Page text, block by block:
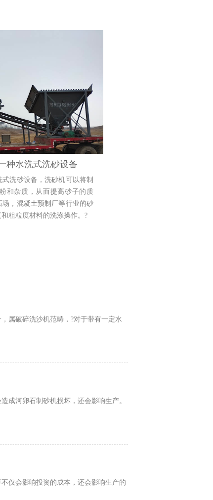
种水洗式洗砂设备
洗砂设备，洗砂机可以将制
和杂质，从而提高砂子的质
，混凝土预制厂等行业的砂
粗粒度材料的洗涤操作。?
属破碎洗沙机范畴，?对于带有一定水
成河卵石制砂机损坏，还会影响生产。
仅会影响投资的成本，还会影响生产的